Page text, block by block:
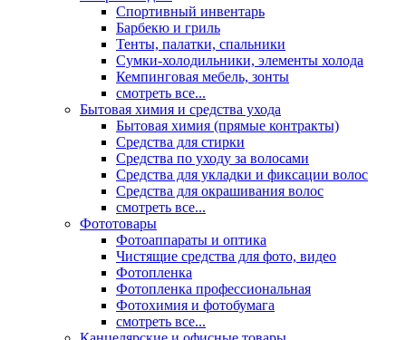
Спортивный инвентарь
Барбекю и гриль
Тенты, палатки, спальники
Сумки-холодильники, элементы холода
Кемпинговая мебель, зонты
смотреть все...
Бытовая химия и средства ухода
Бытовая химия (прямые контракты)
Средства для стирки
Средства по уходу за волосами
Средства для укладки и фиксации волос
Средства для окрашивания волос
смотреть все...
Фототовары
Фотоаппараты и оптика
Чистящие средства для фото, видео
Фотопленка
Фотопленка профессиональная
Фотохимия и фотобумага
смотреть все...